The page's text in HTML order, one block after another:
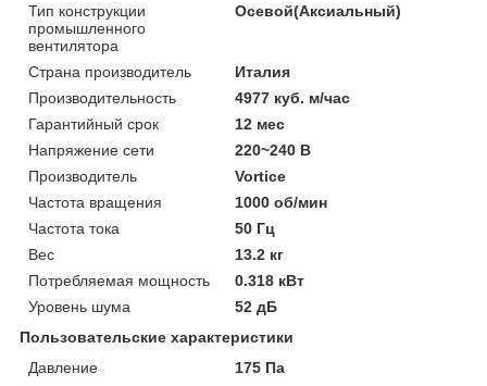
Тип конструкции
промышленного
вентилятора
Осевой(Аксиальный)
Страна производитель
Италия
Производительность
4977 куб. м/час
Гарантийный срок
12 мес
Напряжение сети
220~240 В
Производитель
Vortice
Частота вращения
1000 об/мин
Частота тока
50 Гц
Вес
13.2 кг
Потребляемая мощность
0.318 кВт
Уровень шума
52 дБ
Пользовательские характеристики
Давление
175 Па